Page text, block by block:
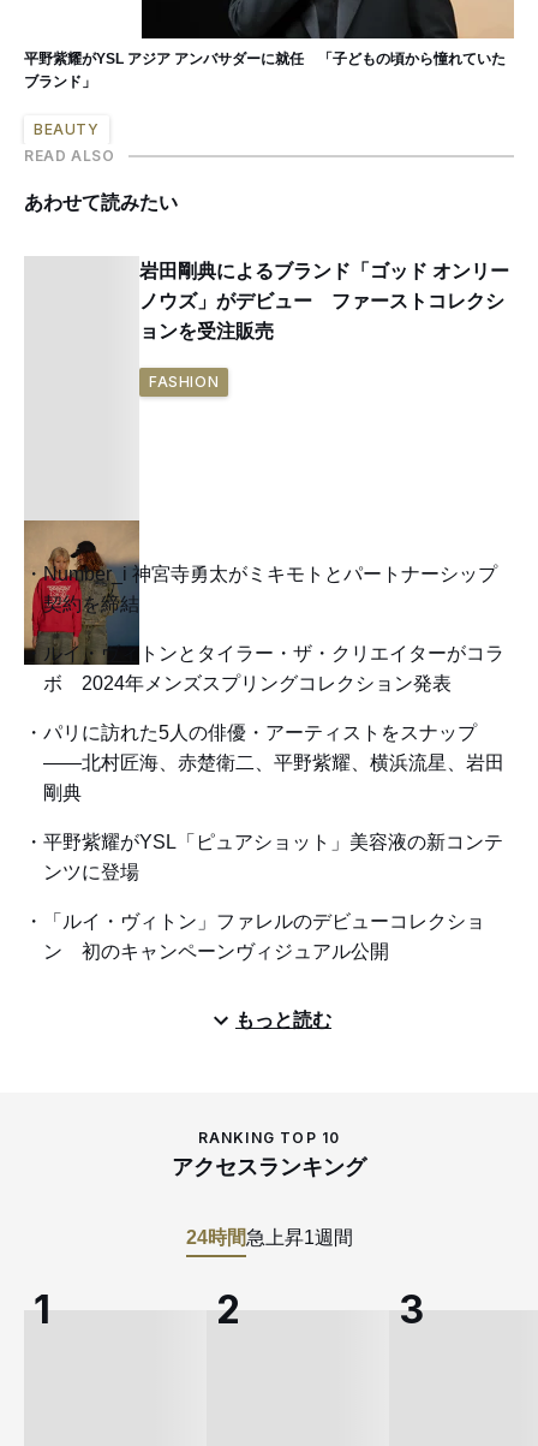
平野紫耀がYSL アジア アンバサダーに就任 「子どもの頃から憧れていた
ブランド」
BEAUTY
READ ALSO
あわせて読みたい
岩田剛典によるブランド「ゴッド オンリー
ノウズ」がデビュー ファーストコレクシ
ョンを受注販売
FASHION
Number_i 神宮寺勇太がミキモトとパートナーシップ
契約を締結
ルイ・ヴィトンとタイラー・ザ・クリエイターがコラ
ボ 2024年メンズスプリングコレクション発表
パリに訪れた5人の俳優・アーティストをスナップ
——北村匠海、赤楚衛二、平野紫耀、横浜流星、岩田
剛典
平野紫耀がYSL「ピュアショット」美容液の新コンテ
ンツに登場
「ルイ・ヴィトン」ファレルのデビューコレクショ
ン 初のキャンペーンヴィジュアル公開
もっと読む
RANKING TOP 10
アクセスランキング
24時間急上昇1週間